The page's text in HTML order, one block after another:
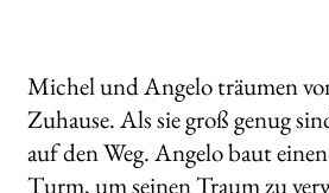
Michel und Angelo träumen
Zuhause. Als sie groß genug
auf den Weg. Angelo baut
Turm, um seinen Traum zu